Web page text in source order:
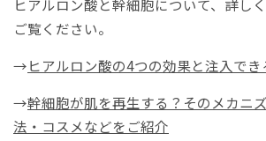
ヒアルロン酸と幹細胞について、詳し
ご覧ください。
→ヒアルロン酸の4つの効果と注入で
→幹細胞が肌を再生する？そのメカニ
法・コスメなどをご紹介